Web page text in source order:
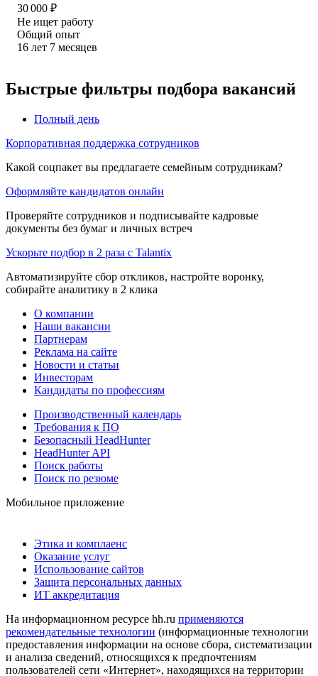
30 000 ₽
Не ищет работу
Общий опыт
16 лет 7 месяцев
Быстрые фильтры подбора вакансий
Полный день
Корпоративная поддержка сотрудников
Какой соцпакет вы предлагаете семейным сотрудникам?
Оформляйте кандидатов онлайн
Проверяйте сотрудников и подписывайте кадровые
документы без бумаг и личных встреч
Ускорьте подбор в 2 раза с Talantix
Автоматизируйте сбор откликов, настройте воронку,
собирайте аналитику в 2 клика
О компании
Наши вакансии
Партнерам
Реклама на сайте
Новости и статьи
Инвесторам
Кандидаты по профессиям
Производственный календарь
Требования к ПО
Безопасный HeadHunter
HeadHunter API
Поиск работы
Поиск по резюме
Мобильное приложение
Этика и комплаенс
Оказание услуг
Использование сайтов
Защита персональных данных
ИТ аккредитация
На информационном ресурсе hh.ru применяются
рекомендательные технологии (информационные технологии
предоставления информации на основе сбора, систематизации
и анализа сведений, относящихся к предпочтениям
пользователей сети «Интернет», находящихся на территории